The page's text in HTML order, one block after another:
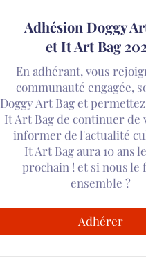
Adhésion Doggy
et It Art Bag
En adhérant, vous
communauté engagée,
Doggy Art Bag et
It Art Bag de continuer de
informer de l'actualité
It Art Bag aura 10 ans
prochain ! et si nous le
ensemble ?
Adhérer